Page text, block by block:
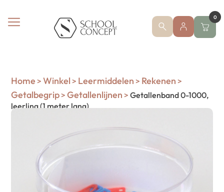
0
Home > Winkel > Leermiddelen > Rekenen >
Getalbegrip> Getallenlijnen > Getallenband 0-1000,
leerling (1 meter lang)